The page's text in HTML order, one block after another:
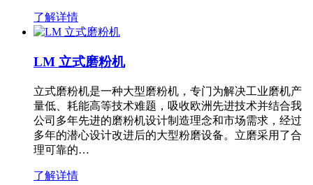
了解详情
LM 立式磨粉机
立式磨粉机是一种大型磨粉机，专门为解决工业磨机产
量低、耗能高等技术难题，吸收欧洲先进技术并结合我
公司多年先进的磨粉机设计制造理念和市场需求，经过
多年的潜心设计改进后的大型粉磨设备。立磨采用了合
理可靠的…
了解详情